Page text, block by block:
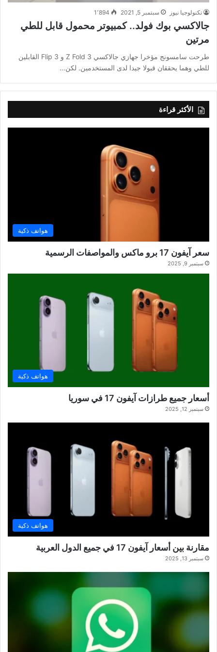
تكنولوجيا نيوز سبتمبر 5, 2021 1٬894
جالاكسي بوك فولد.. كمبيوتر محمول قابل للطي
مرتين
طرحت سامسونج مؤخرا جهازي جالاكسي Z Fold 3 و Flip 3 القابلين
للطي وهما يحققان قبولا جيدا لدى المستخدمين. لكن…
الأكثر قراءة
هواتف ذكية
سعر آيفون 17 برو ماكس والمواصفات الرسمية
سبتمبر 9, 2025
هواتف ذكية
أسعار جميع طرازات آيفون 17 في سوريا
سبتمبر 12, 2025
هواتف ذكية
مقارنة بين أسعار آيفون 17 في جميع الدول العربية
سبتمبر 13, 2025